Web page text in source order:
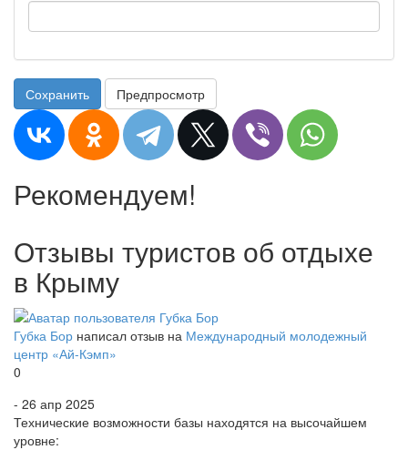
Сохранить Предпросмотр
Рекомендуем!
Отзывы туристов об отдыхе
в Крыму
Губка Бор написал отзыв на Международный молодежный
центр «Ай-Кэмп»
0
- 26 апр 2025
Технические возможности базы находятся на высочайшем
уровне: